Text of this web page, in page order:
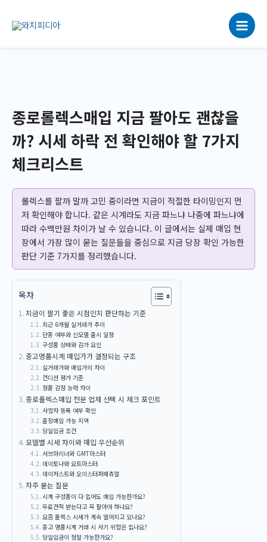
로
종로롤렉스매입 지금 팔아도 괜찮을
까? 시세 하락 전 확인해야 할 7가지
체크리스트
롤렉스를 팔까 말까 고민 중이라면 지금이 적절한 타이밍인지 먼
저 확인해야 합니다. 같은 시계라도 지금 파느냐 나중에 파느냐에
따라 수백만원 차이가 날 수 있습니다. 이 글에서는 실제 매입 현
장에서 가장 많이 묻는 질문들을 중심으로 지금 당장 확인 가능한
판단 기준 7가지를 정리했습니다.
목차
지금이 팔기 좋은 시점인지 판단하는 기준
최근 6개월 실거래가 추이
단종 여부와 신모델 출시 일정
구성품 상태와 감가 요인
중고명품시계 매입가가 결정되는 구조
실거래가와 매입가의 차이
컨디션 평가 기준
정품 감정 능력 차이
종로롤렉스매입 전문 업체 선택 시 체크 포인트
사업자 등록 여부 확인
출장매입 가능 지역
당일입금 조건
모델별 시세 차이와 매입 우선순위
서브마리너와 GMT마스터
데이토나와 요트마스터
데이저스트와 오이스터퍼페츄얼
자주 묻는 질문
시계 구성품이 다 없어도 매입 가능한가요?
무료견적 받는다고 꼭 팔아야 하나요?
요즘 롤렉스 시세가 계속 떨어지고 있나요?
중고 명품시계 거래 시 사기 위험은 없나요?
당일입금이 정말 가능한가요?